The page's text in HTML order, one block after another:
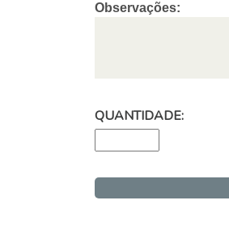
Observações:
QUANTIDADE: